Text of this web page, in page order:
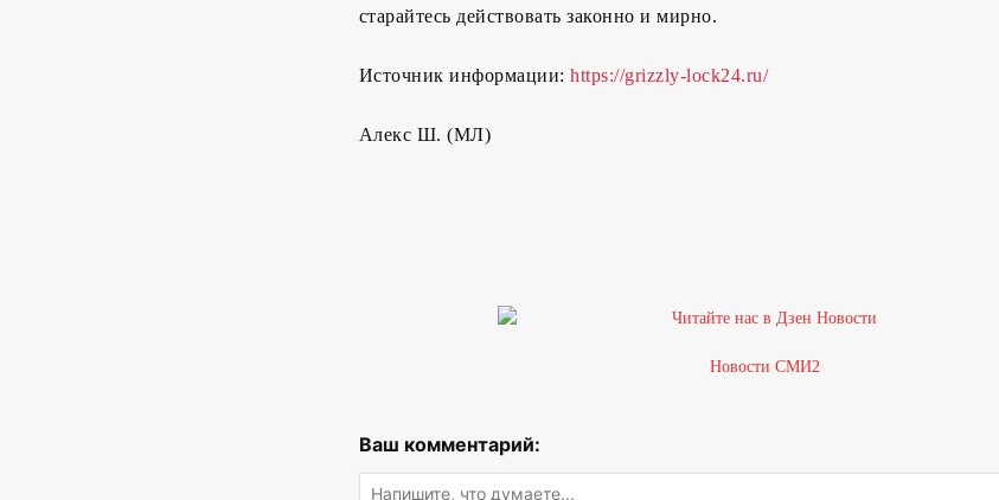
старайтесь действовать законно и мирно.
Источник информации:https://grizzly-lock24.ru/
Алекс Ш. (МЛ)
Новости СМИ2
Ваш комментарий: